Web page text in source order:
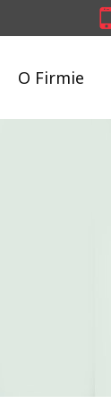
O Firmie